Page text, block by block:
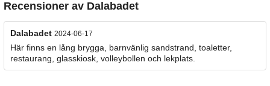
Recensioner av Dalabadet
Dalabadet 2024-06-17
Här finns en lång brygga, barnvänlig sandstrand, toaletter,
restaurang, glasskiosk, volleybollen och lekplats.